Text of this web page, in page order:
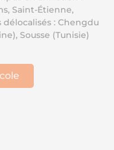
Saint-Étienne,
: Chengdu
Sousse (Tunisie)